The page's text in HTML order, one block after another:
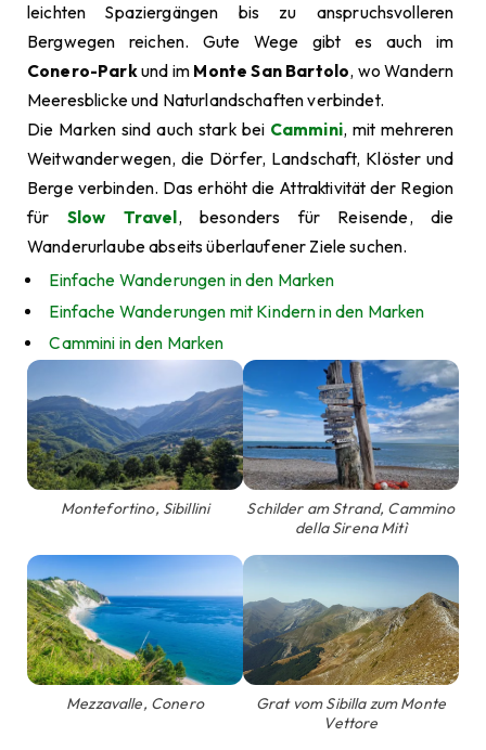
leichten Spaziergängen bis zu anspruchsvolleren
Bergwegen reichen. Gute Wege gibt es auch im
Conero-Parkund im Monte San Bartolo, wo Wandern
Meeresblicke und Naturlandschaften verbindet.
Die Marken sind auch stark bei Cammini, mit mehreren
Weitwanderwegen, die Dörfer, Landschaft, Klöster und
Berge verbinden. Das erhöht die Attraktivität der Region
für Slow Travel, besonders für Reisende, die
Wanderurlaube abseits überlaufener Ziele suchen.
Einfache Wanderungen in den Marken
Einfache Wanderungen mit Kindern in den Marken
Cammini in den Marken
Montefortino, Sibillini
Schilder am Strand, Cammino
della Sirena Mitì
Mezzavalle, Conero
Grat vom Sibilla zum Monte
Vettore